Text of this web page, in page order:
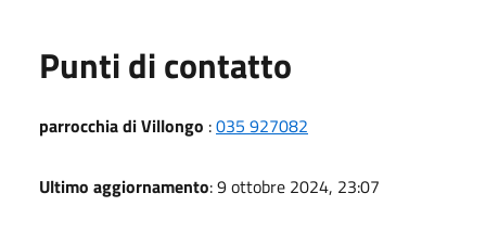
Punti di contatto
parrocchia di Villongo :035 927082
Ultimo aggiornamento: 9 ottobre 2024, 23:07